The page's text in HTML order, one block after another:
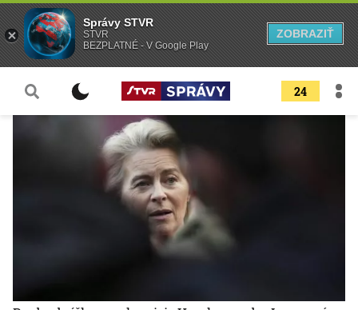
24
Správy STVR
STVR
BEZPLATNÉ - V Google Play
ZOBRAZIŤ